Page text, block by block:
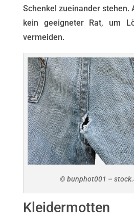
Schenkel zueinander stehen.
kein geeigneter Rat, um
vermeiden.
© bunphot001 –
Kleidermotten